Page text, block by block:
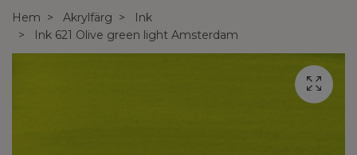
Hem Akrylfärg
Ink
Ink 621 Olive green light Amsterdam